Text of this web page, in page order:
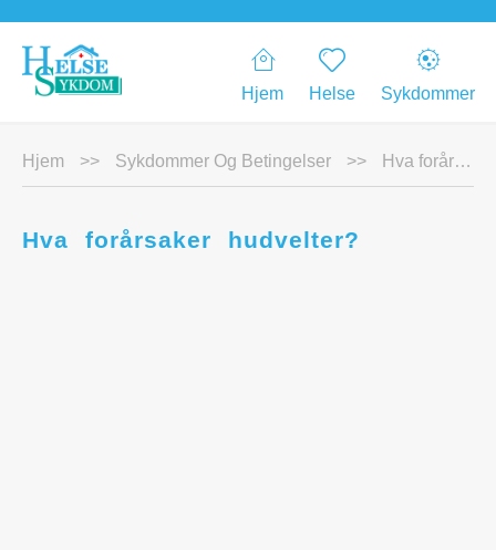
Hjem Helse Sykdommer
Hjem >> Sykdommer Og Betingelser >> Hva forårsaker hudvelter?
Hva forårsaker hudvelter?